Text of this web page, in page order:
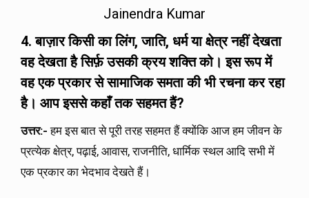
Jainendra Kumar
4. बाज़ार किसी का लिंग,जाति, धर्म या क्षेत्र नहीं देखता
वह देखता है सिर्फ़ उसकी क्रय शक्ति को। इस रूप में
वह एक प्रकार से सामाजिक समता की भी रचना कर रहा
है। आप इससे कहाँ तक सहमत हैं?
उत्तर:-हम इस बात से पूरी तरह सहमत हैं क्योंकि आज हम जीवन के
प्रत्येक क्षेत्र, पढ़ाई, आवास, राजनीति, धार्मिक स्थल आदि सभी में
एक प्रकार का भेदभाव देखते हैं।